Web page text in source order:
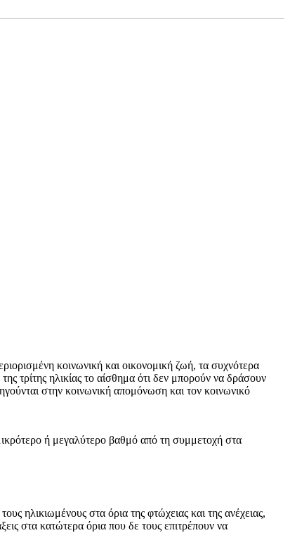
κοινωνική και οικονομική ζωή, τα συχνότερα
τρίτης ηλικίας το αίσθημα ότι δεν μπορούν να δράσουν
στην κοινωνική απομόνωση και τον κοινωνικό
ή μεγαλύτερο βαθμό από τη συμμετοχή στα
ηλικιωμένους στα όρια της φτώχειας και της ανέχειας,
στα κατώτερα όρια που δε τους επιτρέπουν να